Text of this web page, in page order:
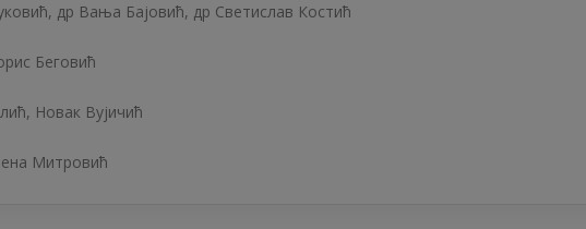
, др Вања Бајовић, др Светислав Костић
Беговић
Новак Вујичић
Митровић